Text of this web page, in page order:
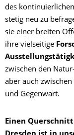
des
stetig neu zu
sie einer breiten
ihre vielseitige
zwischen den
aber auch
und Gegenwart.
Einen